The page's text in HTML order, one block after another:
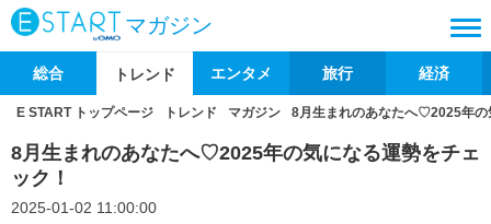
マガジン
総合 トレンド エンタメ 旅行 経済
E START トップページ トレンド マガジン 8月生まれのあなたへ♡2025年の
8月生まれのあなたへ♡2025年の気になる運勢をチェ
ック！
2025-01-02 11:00:00